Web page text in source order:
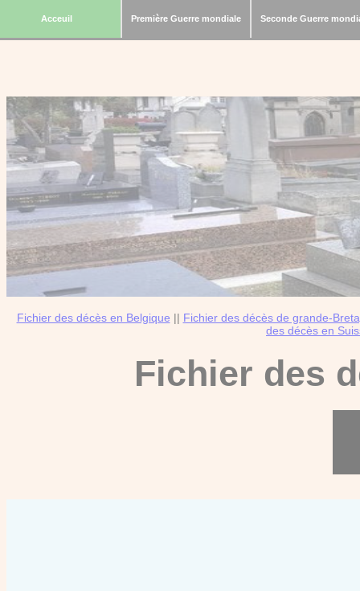
Acceuil Première Guerre mondiale Seconde Guerre
Fichier des décès en Belgique || Fichier des décès de grande-
des décès en
Fichier des